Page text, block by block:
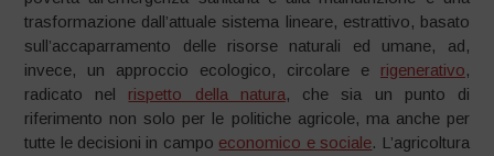
trasformazione dall’attuale sistema lineare, estrattivo, basato
sull’accaparramento delle risorse naturali ed umane, ad,
invece, un approccio ecologico, circolare e rigenerativo,
radicato nel rispetto della natura, che sia un punto di
riferimento non solo per le politiche agricole, ma anche per
tutte le decisioni in campo economico e sociale. L’agricoltura